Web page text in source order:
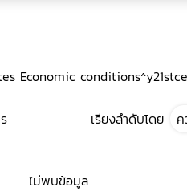
Economic
เรียงลำดับโดย
ไม่พบข้อมูล